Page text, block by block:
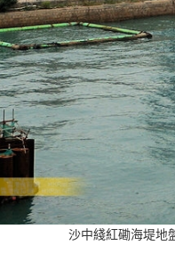
沙中綫紅磡海堤地